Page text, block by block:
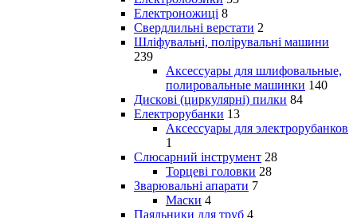
Електроножиці 8
Свердлильні верстати 2
Шліфувальні, полірувальні машини
239
Аксессуары для шлифовальные,
полировальные машинки 140
Дискові (циркулярні) пилки 84
Електрорубанки 13
Аксессуары для электрорубанков
1
Слюсарний інструмент 28
Торцеві головки 28
Зварювальні апарати 7
Маски 4
Паяльники для труб 4